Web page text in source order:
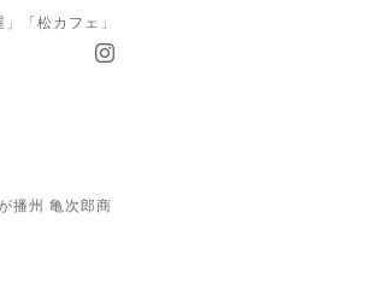
「松カフェ」
播州 亀次郎商